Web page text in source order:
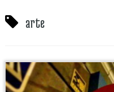
arte